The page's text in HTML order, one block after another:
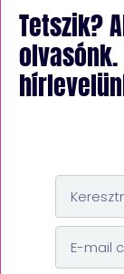
Tetszik?